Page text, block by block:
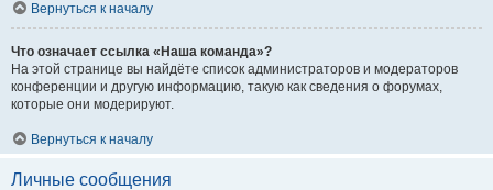
Вернуться к началу
Что означает ссылка «Наша команда»?
На этой странице вы найдёте список администраторов и модераторов
конференции и другую информацию, такую как сведения о форумах,
которые они модерируют.
Вернуться к началу
Личные сообщения